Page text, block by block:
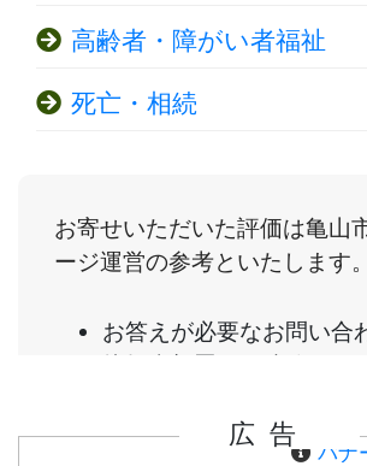
高齢者・障がい者福祉
死亡・相続
広告
バナ